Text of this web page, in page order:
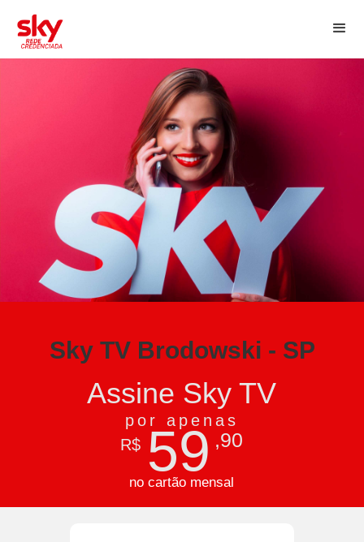
Sky TV Brodowski - SP
Assine Sky TV
por apenas
R$ 59 ,90
no cartão mensal